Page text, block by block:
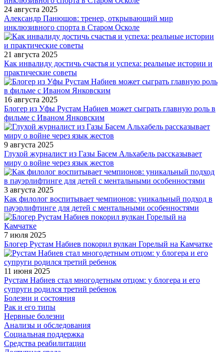
24 августа 2025
Александр Панюшов: тренер, открывающий мир
инклюзивного спорта в Старом Осколе
21 августа 2025
Как инвалиду достичь счастья и успеха: реальные истории и
практические советы
16 августа 2025
Блогер из Уфы Рустам Набиев может сыграть главную роль в
фильме с Иваном Янковским
9 августа 2025
Глухой журналист из Газы Басем Альхабель рассказывает
миру о войне через язык жестов
3 августа 2025
Как филолог воспитывает чемпионов: уникальный подход в
пауэрлифтинге для детей с ментальными особенностями
7 июля 2025
Блогер Рустам Набиев покорил вулкан Горелый на Камчатке
11 июня 2025
Рустам Набиев стал многодетным отцом: у блогера и его
супруги родился третий ребенок
Болезни и состояния
Рак и его типы
Нервные болезни
Анализы и обследования
Социальная поддержка
Средства реабилитации